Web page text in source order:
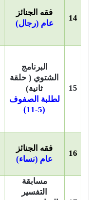
14
فقه الجنائز
عام (رجال)
15
البرنامج
الشتوي ( حلقة
ثانية)
لطلبة الصفوف
(5-11)
16
فقه الجنائز
عام (نساء)
مسابقة
التفسير